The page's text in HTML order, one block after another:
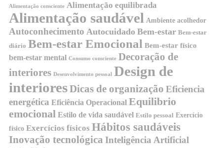
Alimentação consciente Alimentação equilibrada
Alimentação saudável Ambiente acolhedor
Autoconhecimento Autocuidado Bem-estar Bem-estar
diário Bem-estar Emocional Bem-estar físico
bem-estar mental Consumo consciente Decoração de
interiores Desenvolvimento pessoal
Design de
interioresDicas de organização Eficiencia
energética Eficiência Operacional Equilibrio
emocional Estilo de vida saudável Estilo pessoal Exercício
físico Exercícios físicos Hábitos saudáveis
Inovação tecnológica Inteligência Artificial